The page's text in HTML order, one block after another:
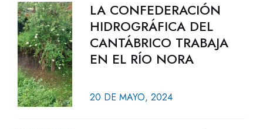
LA CONFEDERACIÓN
HIDROGRÁFICA DEL
CANTÁBRICO TRABAJA
EN EL RÍO NORA
20 DE MAYO, 2024